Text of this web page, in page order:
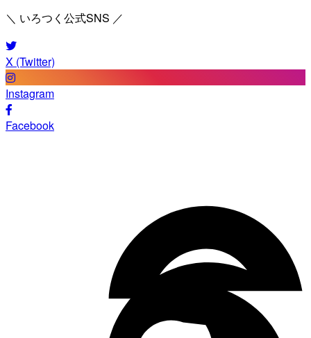
＼ いろつく公式SNS ／
X (Twitter)
Instagram
Facebook